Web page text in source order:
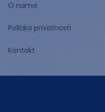
O nama
Politika privatnosti
Kontakt